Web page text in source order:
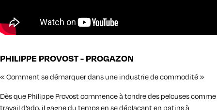
PHILIPPE PROVOST - PROGAZON
« Comment se démarquer dans une industrie de commodité »
Dès que Philippe Provost commence à tondre des pelouses comme
travail d’ado, il gagne du temps en se déplaçant en patins à